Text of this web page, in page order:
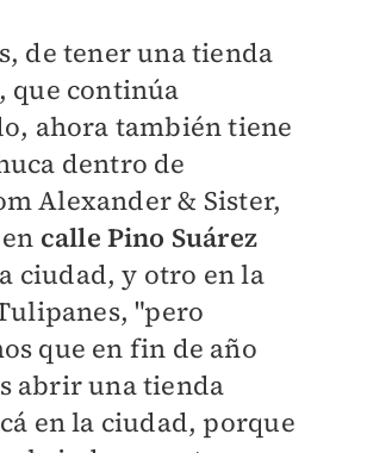
de tener una tienda
que continúa
ahora también tiene
dentro de
Alexander & Sister,
calle Pino Suárez
ciudad, y otro en la
"pero
que en fin de año
abrir una tienda
en la ciudad, porque